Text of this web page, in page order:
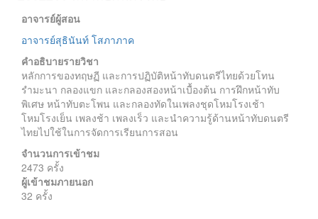
อาจารย์ผู้สอน
อาจารย์สุธินันท์ โสภาภาค
คำอธิบายรายวิชา
หลักการของทฤษฏี และการปฏิบัติหน้าทับดนตรีไทยด้วยโทน
รำมะนา กลองแขก และกลองสองหน้าเบื้องต้น การฝึกหน้าทับ
พิเศษ หน้าทับตะโพน และกลองทัดในเพลงชุดโหมโรงเช้า
โหมโรงเย็น เพลงช้า เพลงเร็ว และนำความรู้ด้านหน้าทับดนตรี
ไทยไปใช้ในการจัดการเรียนการสอน
จำนวนการเข้าชม
2473 ครั้ง
ผู้เข้าชมภายนอก
32 ครั้ง